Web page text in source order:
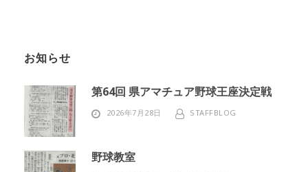
お知らせ
第64回 県アマチュア野球王座決定戦
2026年7月28日 STAFFBLOG
野球教室